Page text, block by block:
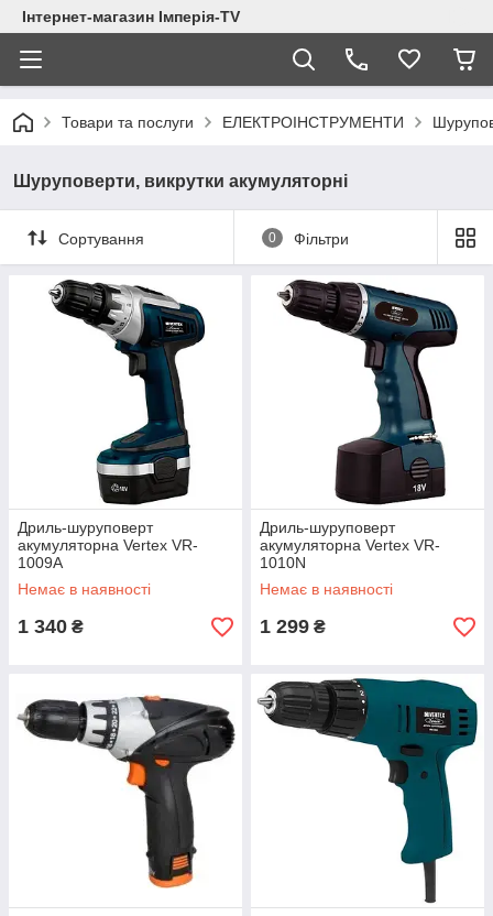
Інтернет-магазин Імперія-TV
Товари та послуги ЕЛЕКТРОІНСТРУМЕНТИ
Шуруповерти, викрутки акумуляторні
Сортування 0 Фільтри
Дриль-шуруповерт
акумуляторна Vertex VR-
1009A
Немає в наявності
1 340 ₴
Дриль-шуруповерт
акумуляторна Vertex VR-
1010N
Немає в наявності
1 299 ₴